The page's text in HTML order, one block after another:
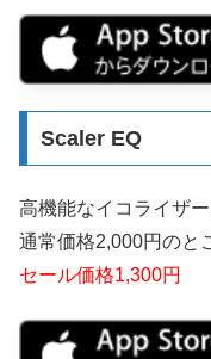
Scaler EQ
高機能なイコライザー
通常価格2,000円のと
セール価格1,300円